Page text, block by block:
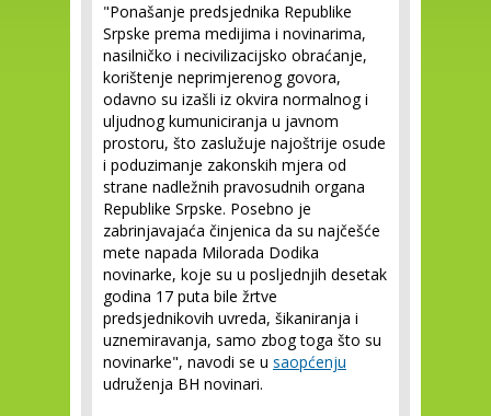
"Ponašanje predsjednika Republike
Srpske prema medijima i novinarima,
nasilničko i necivilizacijsko obraćanje,
korištenje neprimjerenog govora,
odavno su izašli iz okvira normalnog i
uljudnog kumuniciranja u javnom
prostoru, što zaslužuje najoštrije osude
i poduzimanje zakonskih mjera od
strane nadležnih pravosudnih organa
Republike Srpske. Posebno je
zabrinjavajaća činjenica da su najčešće
mete napada Milorada Dodika
novinarke, koje su u posljednjih desetak
godina 17 puta bile žrtve
predsjednikovih uvreda, šikaniranja i
uznemiravanja, samo zbog toga što su
novinarke", navodi se u saopćenju
udruženja BH novinari.